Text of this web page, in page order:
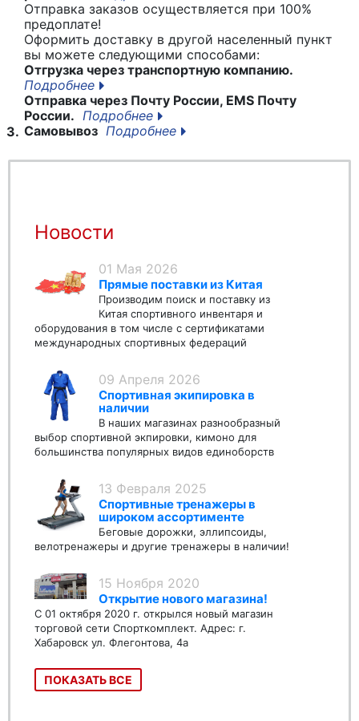
Отправка заказов осуществляется при 100%
предоплате!
Оформить доставку в другой населенный пункт
вы можете следующими способами:
Отгрузка через транспортную компанию.
Подробнее
Отправка через Почту России, EMS Почту
России. Подробнее
3. Самовывоз Подробнее
Новости
01 Мая 2026
Прямые поставки из Китая
Производим поиск и поставку из
Китая спортивного инвентаря и
оборудования в том числе с сертификатами
международных спортивных федераций
09 Апреля 2026
Спортивная экипировка в
наличии
В наших магазинах разнообразный
выбор спортивной экпировки, кимоно для
большинства популярных видов единоборств
13 Февраля 2025
Спортивные тренажеры в
широком ассортименте
Беговые дорожки, эллипсоиды,
велотренажеры и другие тренажеры в наличии!
15 Ноября 2020
Открытие нового магазина!
С 01 октября 2020 г. открылся новый магазин
торговой сети Спорткомплект. Адрес: г.
Хабаровск ул. Флегонтова, 4а
ПОКАЗАТЬ ВСЕ